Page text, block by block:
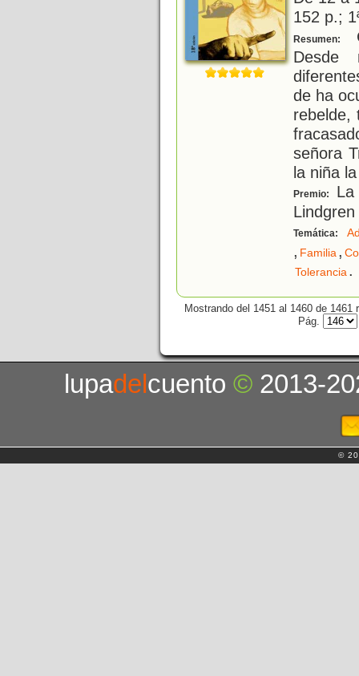
152 p.;
Resumen:
Desde
de ha
rebelde,
señora
la niña
Premio:
La
Temática:
, Familia,
Tolerancia.
Mostrando del 1451 al 1460 de 1461
Pág.
lupadelcuento© 2013-
©